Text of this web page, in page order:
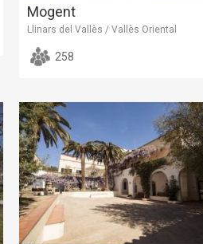
Mogent
Llinars del Vallès / Vallès Oriental
258